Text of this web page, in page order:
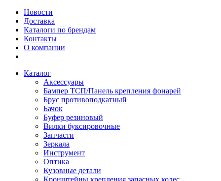
Новости
Доставка
Каталоги по брендам
Контакты
О компании
Каталог
Аксессуары
Бампер ТСП/Панель крепления фонарей
Брус противоподкатный
Бачок
Буфер резиновый
Вилки буксировочные
Запчасти
Зеркала
Инструмент
Оптика
Кузовные детали
Кронштейны крепления запасных колес